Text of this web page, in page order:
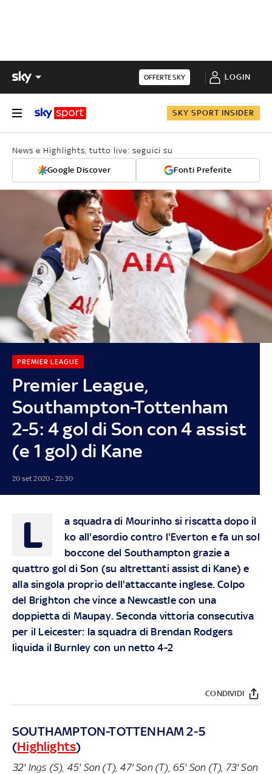
OFFERTE SKY LOGIN
SKY SPORT INSIDER
News e Highlights, tutto live: seguici su
Google Discover Fonti Preferite
Premier League,
Southampton-Tottenham
2-5: 4 gol di Son con 4 assist
(e 1 gol) di Kane
PREMIER LEAGUE
20 set 2020 - 22:30
L
a squadra di Mourinho si riscatta dopo il
ko all'esordio contro l'Everton e fa un sol
boccone del Southampton grazie a
quattro gol di Son (su altrettanti assist di Kane) e
alla singola proprio dell'attaccante inglese. Colpo
del Brighton che vince a Newcastle con una
doppietta di Maupay. Seconda vittoria consecutiva
per il Leicester: la squadra di Brendan Rodgers
liquida il Burnley con un netto 4-2
CONDIVIDI
SOUTHAMPTON-TOTTENHAM 2-5
(Highlights)
32' Ings (S), 45' Son (T), 47' Son (T), 65' Son (T), 73' Son